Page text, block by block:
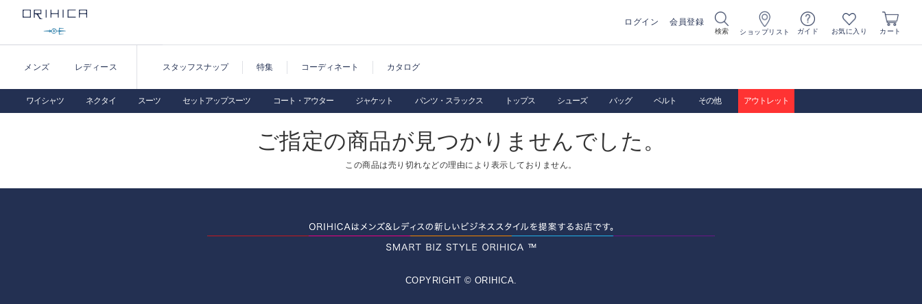
ログイン 会員登録
検索 ショップリスト ガイド お気に入り カート
メンズ レディース スタッフスナップ 特集 コーディネート カタログ
ワイシャツ ネクタイ スーツ セットアップスーツ コート・アウター ジャケット パンツ・スラックス トップス シューズ バッグ ベルト その他 アウトレット
ご指定の商品が見つかりませんでした。
この商品は売り切れなどの理由により表示しておりません。
COPYRIGHT © ORIHICA.